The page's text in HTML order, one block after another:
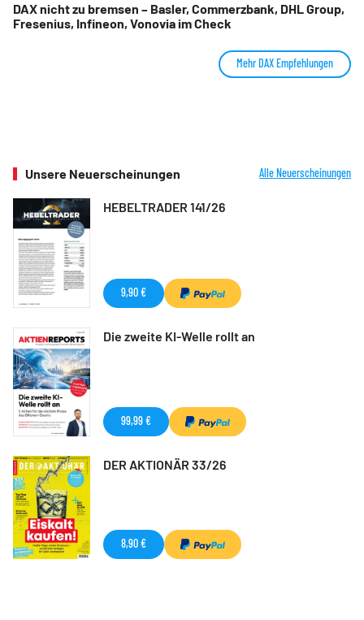
DAX nicht zu bremsen – Basler, Commerzbank, DHL Group,
Fresenius, Infineon, Vonovia im Check
Mehr DAX Empfehlungen
Unsere Neuerscheinungen Alle Neuerscheinungen
HEBELTRADER 141/26
9,90 €
Die zweite KI-Welle rollt an
99,99 €
DER AKTIONÄR 33/26
8,90 €